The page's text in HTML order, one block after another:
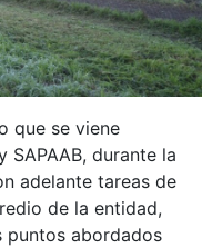
que se viene
durante la
adelante tareas de
de la entidad,
puntos abordados